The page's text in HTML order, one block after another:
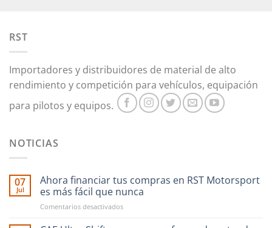
RST
Importadores y distribuidores de material de alto
rendimiento y competición para vehículos, equipación
para pilotos y equipos.
NOTICIAS
07
Jul
Ahora financiar tus compras en RST Motorsport
es más fácil que nunca
Comentarios desactivadosen